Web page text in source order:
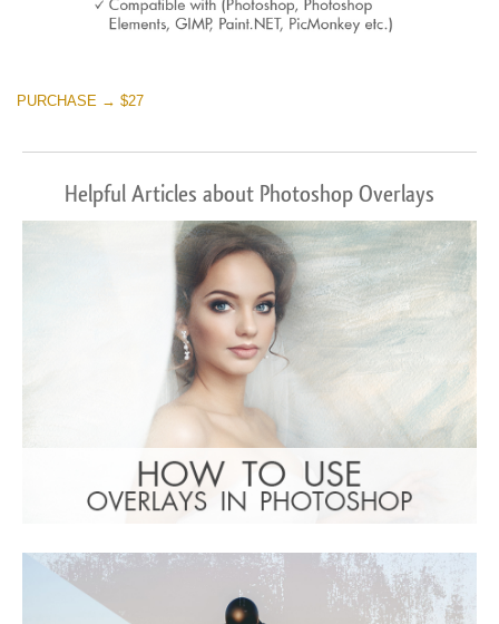
PURCHASE → $27
Helpful Articles about Photoshop Overlays